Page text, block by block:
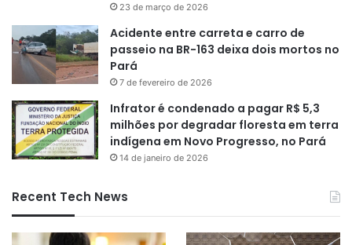
23 de março de 2026
Acidente entre carreta e carro de
passeio na BR-163 deixa dois mortos no
Pará
7 de fevereiro de 2026
Infrator é condenado a pagar R$ 5,3
milhões por degradar floresta em terra
indígena em Novo Progresso, no Pará
14 de janeiro de 2026
Recent Tech News